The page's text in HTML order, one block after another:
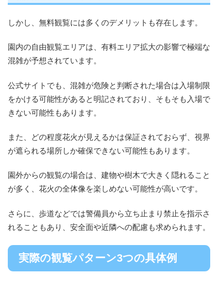
しかし、無料観覧には多くのデメリットも存在します。
園内の自由観覧エリアは、有料エリア拡大の影響で極端な
混雑が予想されています。
公式サイトでも、混雑が危険と判断された場合は入場制限
をかける可能性があると明記されており、そもそも入場で
きない可能性もあります。
また、どの程度花火が見えるかは保証されておらず、視界
が遮られる場所しか確保できない可能性もあります。
園外からの観覧の場合は、建物や樹木で大きく隠れること
が多く、花火の全体像を楽しめない可能性が高いです。
さらに、歩道などでは警備員から立ち止まり禁止を指示さ
れることもあり、安全面や近隣への配慮も求められます。
実際の観覧パターン3つの具体例